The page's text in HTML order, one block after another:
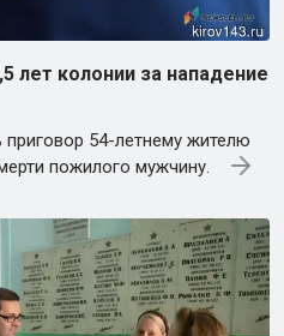
лет колонии за нападение
54-летнему жителю
пожилого мужчину.